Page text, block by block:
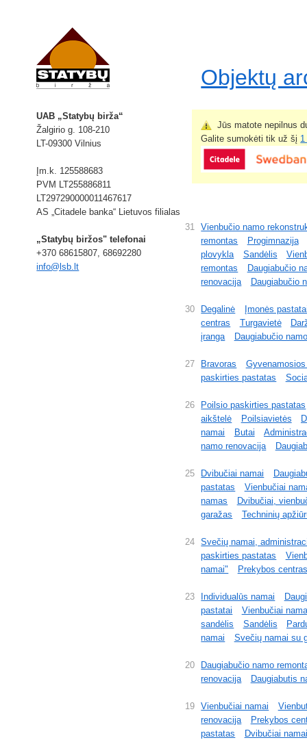
Objektų
UAB „Statybų birža“
Žalgirio g. 108-210
LT-09300 Vilnius
Įm.k. 125588683
PVM LT255886811
LT297290000011467617
AS „Citadele banka“ Lietuvos filialas
„Statybų biržos" telefonai
+370 68615807, 68692280
info@lsb.lt
Jūs matote nepilnus
Galite sumokėti tik už šį
31
Vienbučio namo
remontas
Progimnazija
plovykla
Sandėlis
remontas
Daugiabučio
renovacija
Daugiabučio
30 Degalinė
Įmonės
centras
Turgavietė
įranga
Daugiabučio
27 Bravoras
paskirties pastatas
26
Poilsio paskirties pastatas
aikštelė
Poilsiavietės
namai
Butai
namo renovacija
25 Dvibučiai namai
pastatas
Vienbučiai
namas
Dvibučiai,
garažas
Techninių
24
Svečių namai,
paskirties pastatas
namai"
Prekybos
23 Individualūs namai
pastatai
Vienbučiai
sandėlis
Sandėlis
namai
Svečių namai su
20
Daugiabučio namo
renovacija
Daugiabutis
19 Vienbučiai namai
renovacija
Prekybos
pastatas
Dvibučiai namai